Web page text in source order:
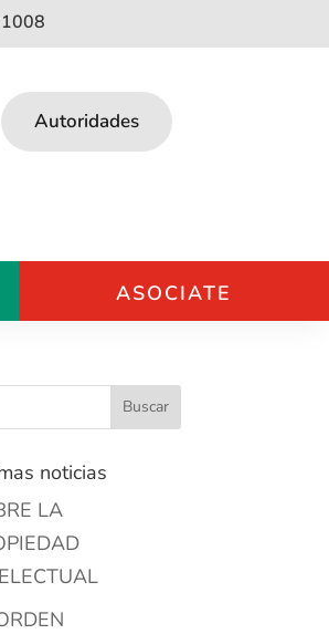
Autoridades
ASOCIATE
noticias
LA